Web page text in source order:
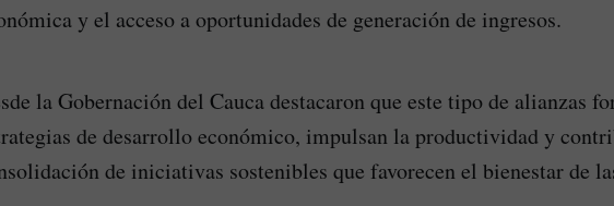
y el acceso a oportunidades de generación de ingresos.
la Gobernación del Cauca destacaron que este tipo de alianzas
de desarrollo económico, impulsan la productividad y
de iniciativas sostenibles que favorecen el bienestar de